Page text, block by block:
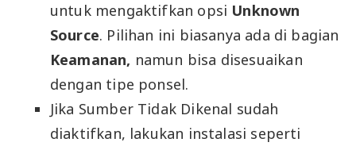
untuk mengaktifkan opsi Unknown
Source. Pilihan ini biasanya ada di bagian
Keamanan, namun bisa disesuaikan
dengan tipe ponsel.
Jika Sumber Tidak Dikenal sudah
diaktifkan, lakukan instalasi seperti